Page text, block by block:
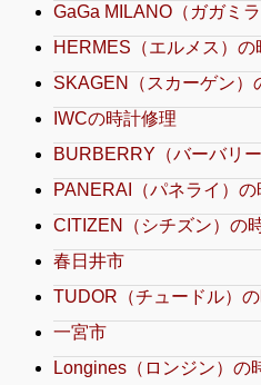
GaGa MILANO（ガガミ
HERMES（エルメス）の
SKAGEN（スカーゲン）
IWCの時計修理
BURBERRY（バーバリ
PANERAI（パネライ）の
CITIZEN（シチズン）の
春日井市
TUDOR（チュードル）
一宮市
Longines（ロンジン）の